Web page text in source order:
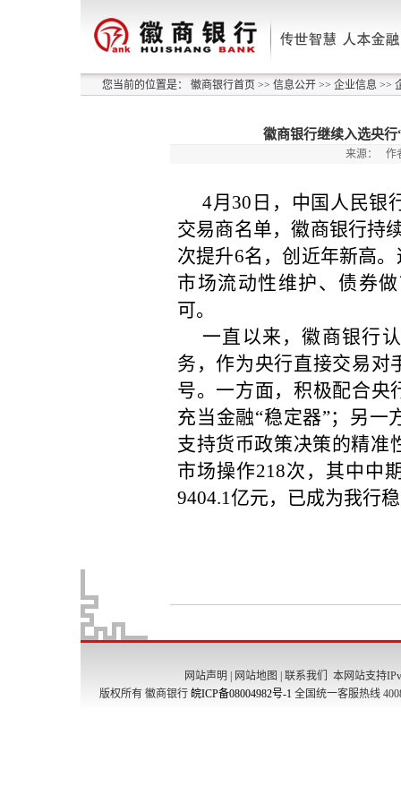
您当前的位置是： 徽商银行首页 >> 信息公开 >> 企业信息 >>
徽商银行继续入选央
来源： 作
网站声明 网站地图 联系我们
本网站支持
版权所有 徽商银行 皖ICP备08004982号-1 全国统一客服热线